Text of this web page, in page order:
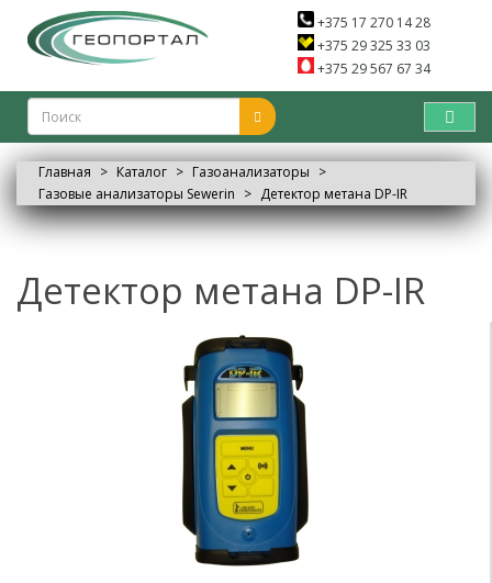
+375 17 270 14 28
+375 29 325 33 03
+375 29 567 67 34
Главная Каталог
Газоанализаторы
Газовые анализаторы Sewerin
Детектор метана DP-IR
Детектор метана DP-IR